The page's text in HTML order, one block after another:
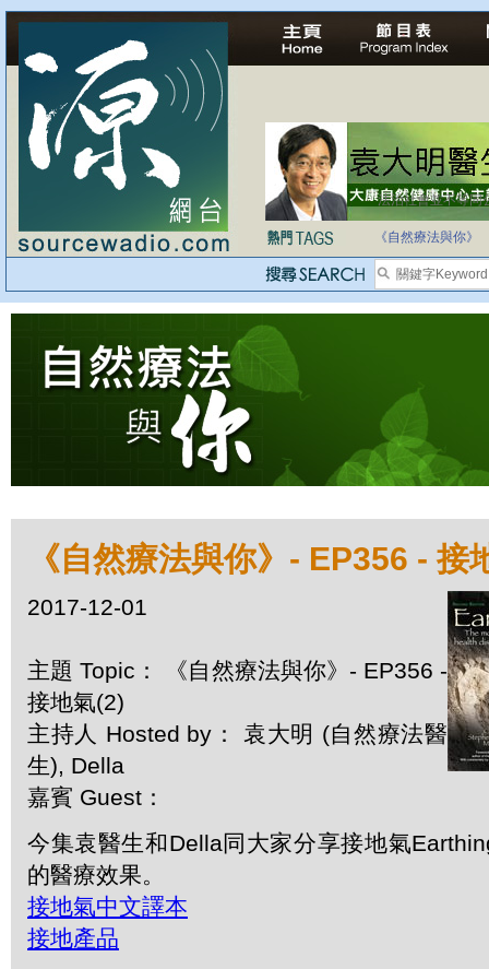
法治社會並不等同
《自然療法與你》
《自然療法與你》- EP356 - 接
2017-12-01
主題 Topic： 《自然療法與你》- EP356 -
接地氣(2)
主持人 Hosted by： 袁大明 (自然療法醫
生), Della
嘉賓 Guest：
今集袁醫生和Della同大家分享接地氣
的醫療效果。
接地氣中文譯本
接地產品